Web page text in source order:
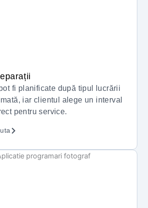
fi planificate după tipul lucrării
iar clientul alege un interval
pentru service.